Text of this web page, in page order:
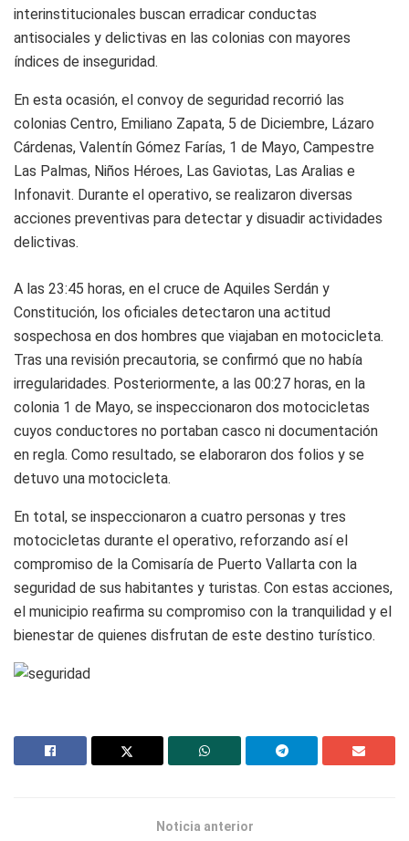
interinstitucionales buscan erradicar conductas
antisociales y delictivas en las colonias con mayores
índices de inseguridad.
En esta ocasión, el convoy de seguridad recorrió las
colonias Centro, Emiliano Zapata, 5 de Diciembre, Lázaro
Cárdenas, Valentín Gómez Farías, 1 de Mayo, Campestre
Las Palmas, Niños Héroes, Las Gaviotas, Las Aralias e
Infonavit. Durante el operativo, se realizaron diversas
acciones preventivas para detectar y disuadir actividades
delictivas.
A las 23:45 horas, en el cruce de Aquiles Serdán y
Constitución, los oficiales detectaron una actitud
sospechosa en dos hombres que viajaban en motocicleta.
Tras una revisión precautoria, se confirmó que no había
irregularidades. Posteriormente, a las 00:27 horas, en la
colonia 1 de Mayo, se inspeccionaron dos motocicletas
cuyos conductores no portaban casco ni documentación
en regla. Como resultado, se elaboraron dos folios y se
detuvo una motocicleta.
En total, se inspeccionaron a cuatro personas y tres
motocicletas durante el operativo, reforzando así el
compromiso de la Comisaría de Puerto Vallarta con la
seguridad de sus habitantes y turistas. Con estas acciones,
el municipio reafirma su compromiso con la tranquilidad y el
bienestar de quienes disfrutan de este destino turístico.
Noticia anterior